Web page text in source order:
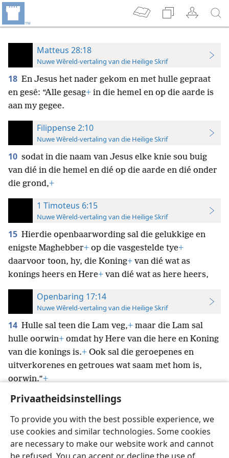
Privaatheidsinstellings
To provide you with the best possible experience, we
use cookies and similar technologies. Some cookies
are necessary to make our website work and cannot
Matteus 28:18
Nuwe Wêreld-vertaling van die Heilige Skrif
18 En Jesus het nader gekom en met hulle gepraat
en gesê: “Alle gesag+ in die hemel en op die aarde is
aan my gegee.
Filippense 2:10
Nuwe Wêreld-vertaling van die Heilige Skrif
10 sodat in die naam van Jesus elke knie sou buig
van dié in die hemel en dié op die aarde en dié onder
die grond,+
1 Timoteus 6:15
Nuwe Wêreld-vertaling van die Heilige Skrif
15 Hierdie openbaarwording sal die gelukkige en
enigste Maghebber+ op die vasgestelde tye+
daarvoor toon, hy, die Koning+ van dié wat as
konings heers en Here+ van dié wat as here heers,
Openbaring 17:14
Nuwe Wêreld-vertaling van die Heilige Skrif
14 Hulle sal teen die Lam veg,+ maar die Lam sal
hulle oorwin+ omdat hy Here van die here en Koning
van die konings is.+ Ook sal die geroepenes en
uitverkorenes en getroues wat saam met hom is,
oorwin.”+
Afrikaans Voorkeure
Copyright© 2026 Watch Tower Bible and Tract Society of Pennsylvania